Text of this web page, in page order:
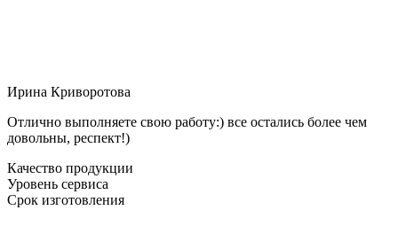
Ирина Криворотова
Отлично выполняете свою работу:) все остались более чем
довольны, респект!)
Качество продукции
Уровень сервиса
Срок изготовления